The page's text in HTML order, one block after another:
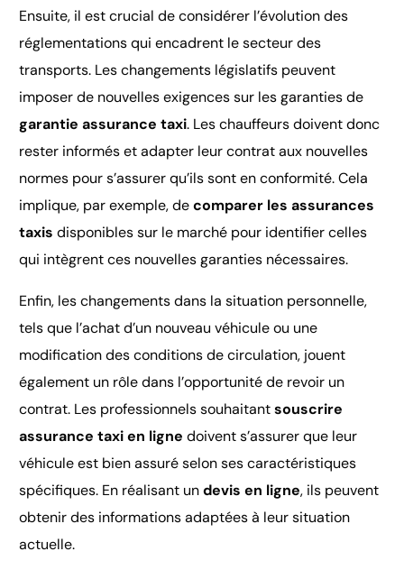
Ensuite, il est crucial de considérer l’évolution des
réglementations qui encadrent le secteur des
transports. Les changements législatifs peuvent
imposer de nouvelles exigences sur les garanties de
garantie assurance taxi. Les chauffeurs doivent donc
rester informés et adapter leur contrat aux nouvelles
normes pour s’assurer qu’ils sont en conformité. Cela
implique, par exemple, decomparer les assurances
taxis disponibles sur le marché pour identifier celles
qui intègrent ces nouvelles garanties nécessaires.
Enfin, les changements dans la situation personnelle,
tels que l’achat d’un nouveau véhicule ou une
modification des conditions de circulation, jouent
également un rôle dans l’opportunité de revoir un
contrat. Les professionnels souhaitantsouscrire
assurance taxi en ligne doivent s’assurer que leur
véhicule est bien assuré selon ses caractéristiques
spécifiques. En réalisant undevis en ligne, ils peuvent
obtenir des informations adaptées à leur situation
actuelle.